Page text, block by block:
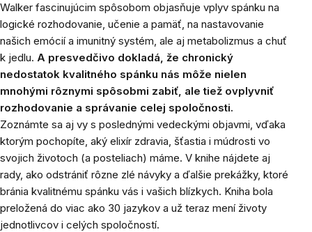
Walker fascinujúcim spôsobom objasňuje vplyv spánku na
logické rozhodovanie, učenie a pamäť, na nastavovanie
našich emócií a imunitný systém, ale aj metabolizmus a chuť
k jedlu. A presvedčivo dokladá, že chronický
nedostatok kvalitného spánku nás môže nielen
mnohými rôznymi spôsobmi zabiť, ale tiež ovplyvniť
rozhodovanie a správanie celej spoločnosti.
Zoznámte sa aj vy s poslednými vedeckými objavmi, vďaka
ktorým pochopíte, aký elixír zdravia, šťastia i múdrosti vo
svojich životoch (a posteliach) máme. V knihe nájdete aj
rady, ako odstrániť rôzne zlé návyky a ďalšie prekážky, ktoré
bránia kvalitnému spánku vás i vašich blízkych. Kniha bola
preložená do viac ako 30 jazykov a už teraz mení životy
jednotlivcov i celých spoločností.